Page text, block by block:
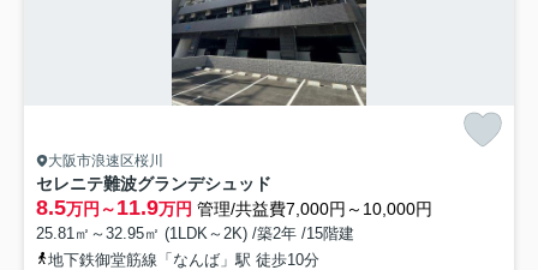
大阪市浪速区桜川
セレニテ難波グランデシュッド
8.5万円～11.9万円 管理/共益費7,000円～10,000円
25.81㎡～32.95㎡ (1LDK～2K) /築2年 /15階建
地下鉄御堂筋線「なんば」駅 徒歩10分